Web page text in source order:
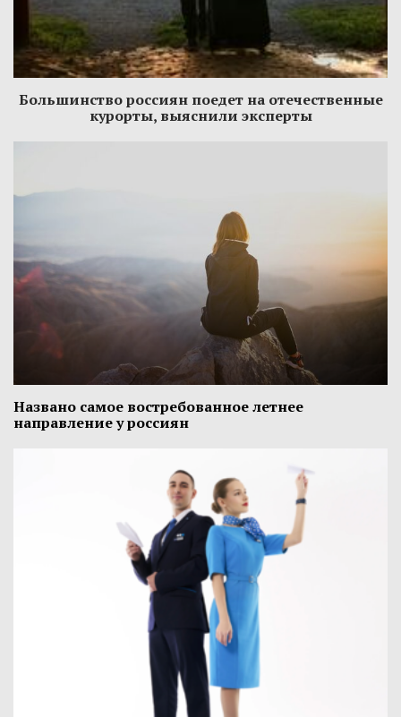
Большинство россиян поедет на отечественные
курорты, выяснили эксперты
Названо самое востребованное летнее
направление у россиян